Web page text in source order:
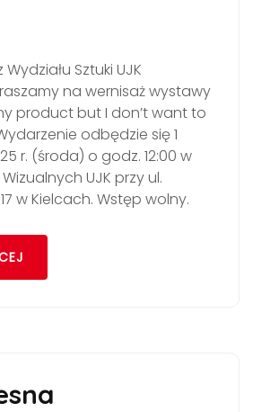
Sztuki UJK
na wernisaż wystawy
product but I don’t want to
odbędzie się 1
r. (środa) o godz. 12:00 w
UJK przy ul.
w Kielcach. Wstęp wolny.